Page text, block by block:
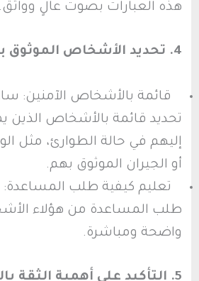
هذه العبارات بصوت عالٍ وواثق.
4. تحديد الأشخاص الموثوق بهم:
قائمة بالأشخاص الآمنين:
تحديد قائمة بالأشخاص الذين
إليهم في حالة الطوارئ، مثل
أو الجيران الموثوق بهم.
تعليم كيفية طلب
طلب المساعدة من هؤلاء
واضحة ومباشرة.
5. التأكيد على أهمية الثقة بالنفس: